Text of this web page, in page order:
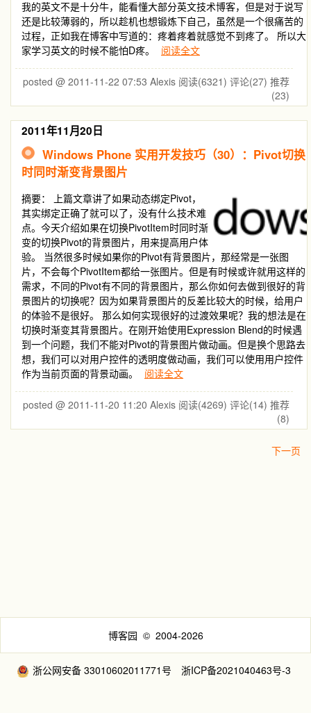
我的英文不是十分牛，能看懂大部分英文技术博客，但是对于说写
还是比较薄弱的，所以趁机也想锻炼下自己，虽然是一个很痛苦的
过程，正如我在博客中写道的：疼着疼着就感觉不到疼了。 所以大
家学习英文的时候不能怕D疼。
阅读全文
posted @ 2011-11-22 07:53 Alexis 阅读(6321) 评论(27) 推荐
(23)
2011年11月20日
Windows Phone 实用开发技巧（30）：Pivot切换
时同时渐变背景图片
摘要：
上篇文章讲了如果动态绑定Pivot，
其实绑定正确了就可以了，没有什么技术难
点。今天介绍如果在切换PivotItem时同时渐
变的切换Pivot的背景图片，用来提高用户体
验。 当然很多时候如果你的Pivot有背景图片，那经常是一张图
片，不会每个PivotItem都给一张图片。但是有时候或许就用这样的
需求，不同的Pivot有不同的背景图片，那么你如何去做到很好的背
景图片的切换呢？因为如果背景图片的反差比较大的时候，给用户
的体验不是很好。 那么如何实现很好的过渡效果呢？我的想法是在
切换时渐变其背景图片。在刚开始使用Expression Blend的时候遇
到一个问题，我们不能对Pivot的背景图片做动画。但是换个思路去
想，我们可以对用户控件的透明度做动画，我们可以使用用户控件
作为当前页面的背景动画。
阅读全文
posted @ 2011-11-20 11:20 Alexis 阅读(4269) 评论(14) 推荐
(8)
下一页
博客园 © 2004-2026
浙公网安备 33010602011771号 浙ICP备2021040463号-3